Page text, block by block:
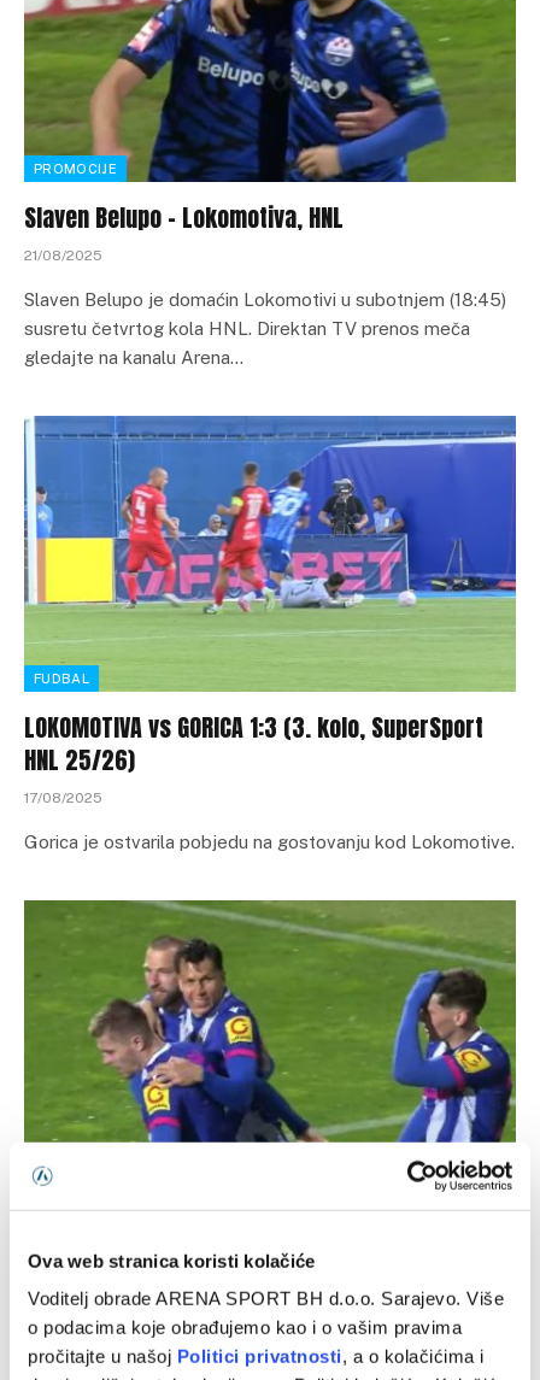
Ova web stranica koristi kolačiće
Voditelj obrade ARENA SPORT BH d.o.o. Sarajevo. Više
o podacima koje obrađujemo kao i o vašim pravima
pročitajte u našoj Politici privatnosti, a o kolačićima i
PROMOCIJE
Slaven Belupo – Lokomotiva, HNL
21/08/2025
Slaven Belupo je domaćin Lokomotivi u subotnjem (18:45)
susretu četvrtog kola HNL. Direktan TV prenos meča
gledajte na kanalu Arena…
FUDBAL
LOKOMOTIVA vs GORICA 1:3 (3. kolo, SuperSport
HNL 25/26)
17/08/2025
Gorica je ostvarila pobjedu na gostovanju kod Lokomotive.
PROMOCIJE
Lokomotiva – Gorica, HNL
13/08/2025
Lokomotiva je domaćin Gorici u subotu (18:15), riječ je o
susretu trećeg kola HNL. Utakmicu možete gledati ud
irektnom TV…